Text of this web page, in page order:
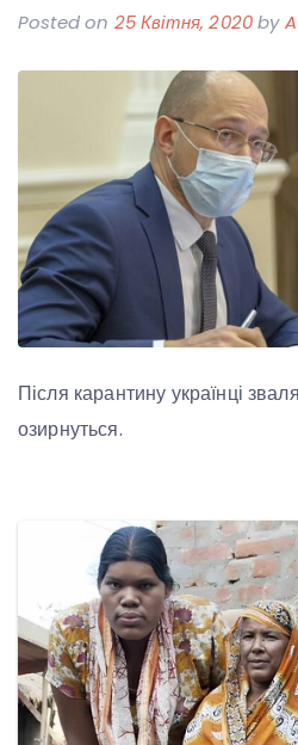
Posted on 25 Квітня, 2020by
Після карантину українці
озирнуться.